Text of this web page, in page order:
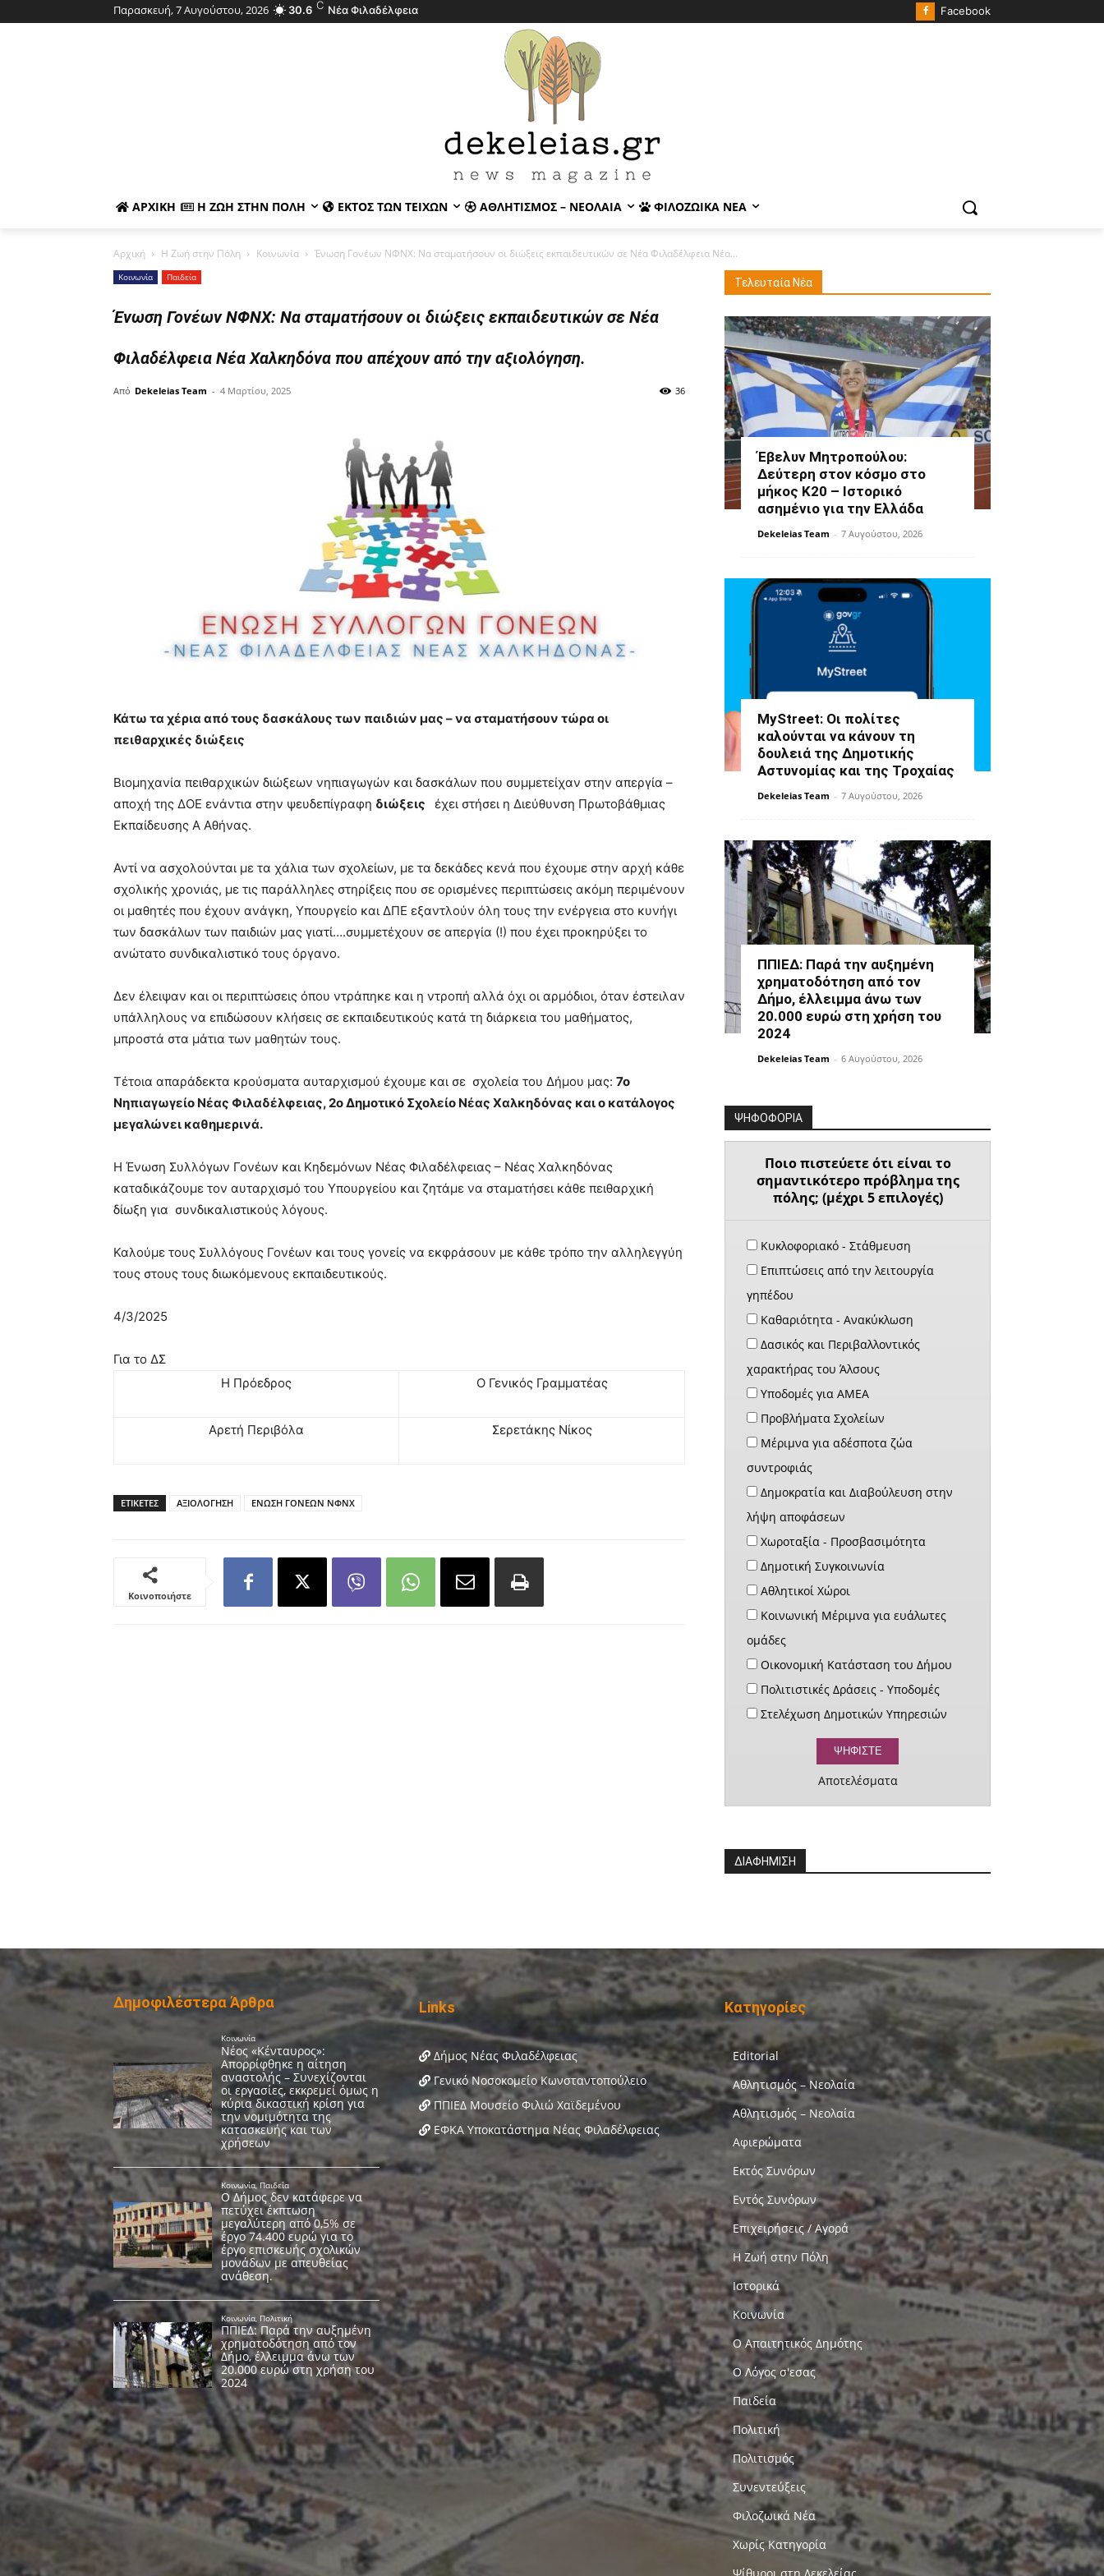
Παρασκευή, 7 Αυγούστου, 2026 30.6 C Νέα Φιλαδέλφεια Facebook
ΑΡΧΙΚΉ Η ΖΩΉ ΣΤΗΝ ΠΌΛΗ ΕΚΤΌΣ ΤΩΝ ΤΕΙΧΏΝ ΑΘΛΗΤΙΣΜΌΣ – ΝΕΟΛΑΊΑ ΦΙΛΟΖΩΙΚΆ ΝΈΑ
Αρχική Η Ζωή στην Πόλη Κοινωνία Ένωση Γονέων ΝΦΝΧ: Να σταματήσουν οι διώξεις εκπαιδευτικών σε Νέα Φιλαδέλφεια Νέα...
Κοινωνία Παιδεία
Ένωση Γονέων ΝΦΝΧ: Να σταματήσουν οι διώξεις εκπαιδευτικών σε Νέα
Φιλαδέλφεια Νέα Χαλκηδόνα που απέχουν από την αξιολόγηση.
Από Dekeleias Team - 4 Μαρτίου, 2025 36
Κάτω τα χέρια από τους δασκάλους των παιδιών μας – να σταματήσουν τώρα οι
πειθαρχικές διώξεις
Βιομηχανία πειθαρχικών διώξεων νηπιαγωγών και δασκάλων που συμμετείχαν στην απεργία –
αποχή της ΔΟΕ ενάντια στην ψευδεπίγραφη διώξεις
έχει στήσει η Διεύθυνση Πρωτοβάθμιας
Εκπαίδευσης Α Αθήνας.
Αντί να ασχολούνται με τα χάλια των σχολείων, με τα δεκάδες κενά που έχουμε στην αρχή κάθε
σχολικής χρονιάς, με τις παράλληλες στηρίξεις που σε ορισμένες περιπτώσεις ακόμη περιμένουν
οι μαθητές που έχουν ανάγκη, Υπουργείο και ΔΠΕ εξαντλούν όλη τους την ενέργεια στο κυνήγι
των δασκάλων των παιδιών μας γιατί….συμμετέχουν σε απεργία (!) που έχει προκηρύξει το
ανώτατο συνδικαλιστικό τους όργανο.
Δεν έλειψαν και οι περιπτώσεις όπου ντράπηκε και η ντροπή αλλά όχι οι αρμόδιοι, όταν έστειλαν
υπάλληλους να επιδώσουν κλήσεις σε εκπαιδευτικούς κατά τη διάρκεια του μαθήματος,
μπροστά στα μάτια των μαθητών τους.
Τέτοια απαράδεκτα κρούσματα αυταρχισμού έχουμε και σε σχολεία του Δήμου μας: 7ο
Νηπιαγωγείο Νέας Φιλαδέλφειας, 2ο Δημοτικό Σχολείο Νέας Χαλκηδόνας και ο κατάλογος
μεγαλώνει καθημερινά.
Η Ένωση Συλλόγων Γονέων και Κηδεμόνων Νέας Φιλαδέλφειας – Νέας Χαλκηδόνας
καταδικάζουμε τον αυταρχισμό του Υπουργείου και ζητάμε να σταματήσει κάθε πειθαρχική
δίωξη για συνδικαλιστικούς λόγους.
Καλούμε τους Συλλόγους Γονέων και τους γονείς να εκφράσουν με κάθε τρόπο την αλληλεγγύη
τους στους τους διωκόμενους εκπαιδευτικούς.
4/3/2025
Για το ΔΣ
Η Πρόεδρος
Ο Γενικός Γραμματέας
Αρετή Περιβόλα Σερετάκης Νίκος
ΕΤΙΚΕΤΕΣ ΑΞΙΟΛΟΓΗΣΗ ΕΝΩΣΗ ΓΟΝΕΩΝ ΝΦΝΧ
Κοινοποιήστε
Τελευταία Νέα
Έβελυν Μητροπούλου:
Δεύτερη στον κόσμο στο
μήκος Κ20 – Ιστορικό
ασημένιο για την Ελλάδα
Dekeleias Team - 7 Αυγούστου, 2026
MyStreet: Οι πολίτες
καλούνται να κάνουν τη
δουλειά της Δημοτικής
Αστυνομίας και της Τροχαίας
Dekeleias Team - 7 Αυγούστου, 2026
ΠΠΙΕΔ: Παρά την αυξημένη
χρηματοδότηση από τον
Δήμο, έλλειμμα άνω των
20.000 ευρώ στη χρήση του
2024
Dekeleias Team - 6 Αυγούστου, 2026
ΨΗΦΟΦΟΡΙΑ
Ποιο πιστεύετε ότι είναι το
σημαντικότερο πρόβλημα της
πόλης; (μέχρι 5 επιλογές)
Κυκλοφοριακό - Στάθμευση
Επιπτώσεις από την λειτουργία
γηπέδου
Καθαριότητα - Ανακύκλωση
Δασικός και Περιβαλλοντικός
χαρακτήρας του Άλσους
Υποδομές για ΑΜΕΑ
Προβλήματα Σχολείων
Μέριμνα για αδέσποτα ζώα
συντροφιάς
Δημοκρατία και Διαβούλευση στην
λήψη αποφάσεων
Χωροταξία - Προσβασιμότητα
Δημοτική Συγκοινωνία
Αθλητικοί Χώροι
Κοινωνική Μέριμνα για ευάλωτες
ομάδες
Οικονομική Κατάσταση του Δήμου
Πολιτιστικές Δράσεις - Υποδομές
Στελέχωση Δημοτικών Υπηρεσιών
Αποτελέσματα
ΔΙΑΦΗΜΙΣΗ
Δημοφιλέστερα Άρθρα Links
Δήμος Νέας Φιλαδέλφειας
Γενικό Νοσοκομείο Κωνσταντοπούλειο
ΠΠΙΕΔ Μουσείο Φιλιώ Χαϊδεμένου
ΕΦΚΑ Υποκατάστημα Νέας Φιλαδέλφειας
Κατηγορίες
Editorial
Αθλητισμός – Νεολαία
Αθλητισμός – Νεολαία
Αφιερώματα
Εκτός Συνόρων
Εντός Συνόρων
Επιχειρήσεις / Αγορά
Η Ζωή στην Πόλη
Ιστορικά
Κοινωνία
Ο Απαιτητικός Δημότης
Ο Λόγος σ'εσας
Παιδεία
Πολιτική
Πολιτισμός
Συνεντεύξεις
Φιλοζωικά Νέα
Χωρίς Κατηγορία